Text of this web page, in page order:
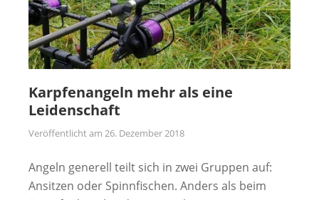
Karpfenangeln mehr als eine
Leidenschaft
Veröffentlicht am 26. Dezember 2018
Angeln generell teilt sich in zwei Gruppen auf:
Ansitzen oder Spinnfischen. Anders als beim